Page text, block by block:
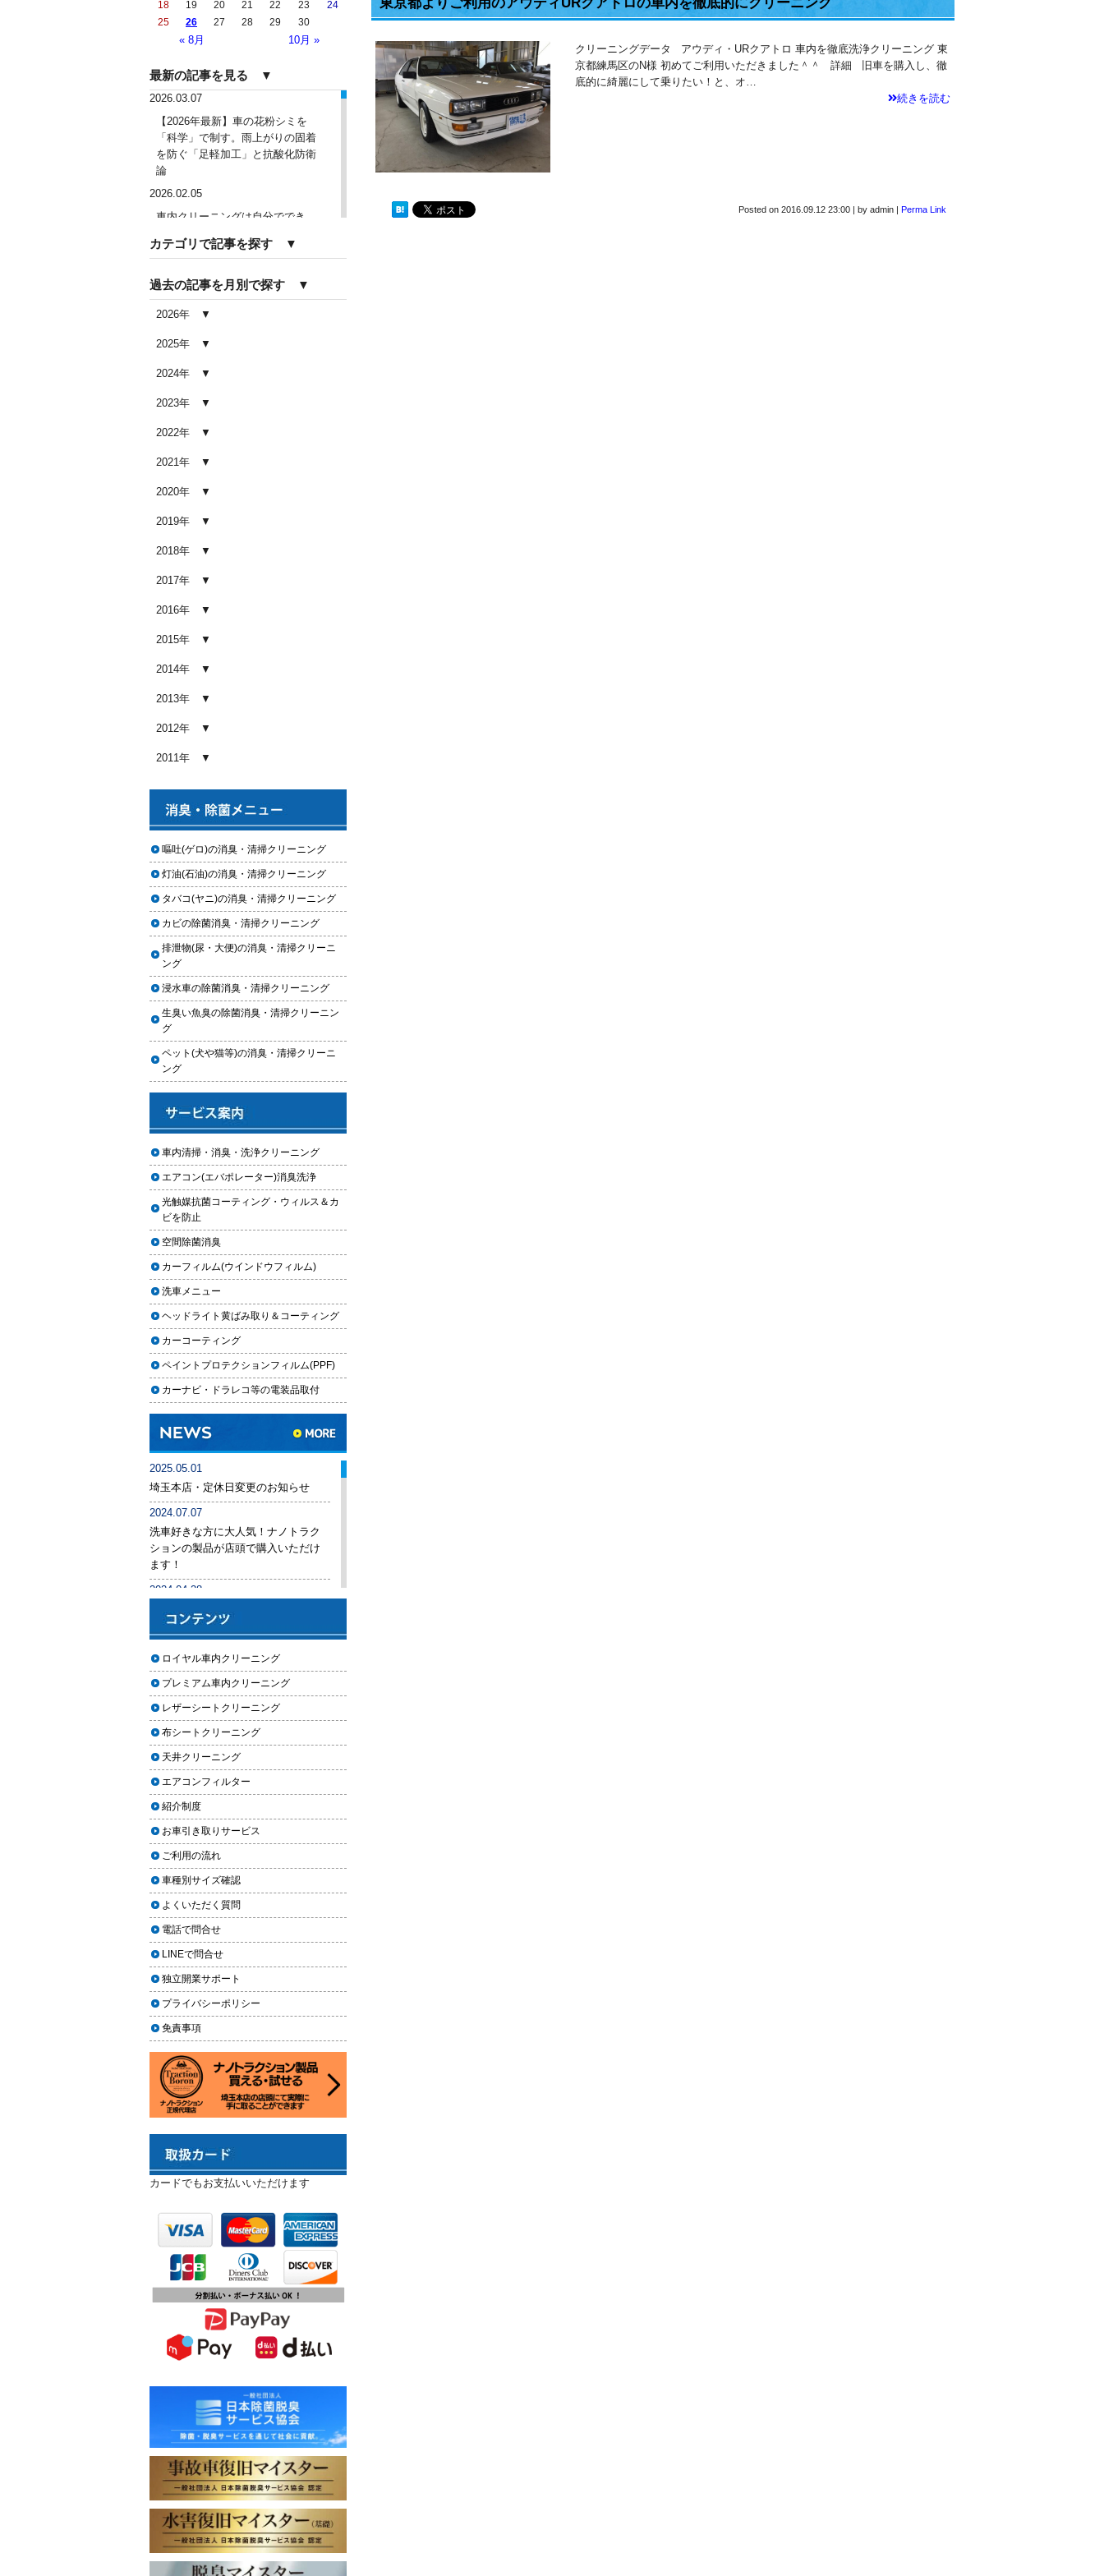
クリーニングデータ アウディ・URクアトロ 車内を徹底洗浄クリーニング 東
京都練馬区のN様 初めてご利用いただきました＾＾ 詳細 旧車を購入し、徹
底的に綺麗にして乗りたい！と、オ…
続きを読む
Posted on 2016.09.12 23:00| by admin| Perma Link
« 8月 10月 »
18 19 20 21 22 23
24
25
26 27 28 29 30
最新の記事を見る ▼
2026.03.07
【2026年最新】車の花粉シミを
「科学」で制す。雨上がりの固着
を防ぐ「足軽加工」と抗酸化防衛
論
2026.02.05
車内クリーニングは自分ででき
界を徹底解説
車内クリーニングで失敗する人の
共通点｜やってはいけない5つの判
2026.02.03
車内クリーニング業者の選び方｜
つのポイント
2026.02.02
果を感じない人が見落としている3
つの原因
自分でできる？プロに頼むべき境
2026.01.05
【2026年版】車内の臭いが取れな
ビ別の正しい対処法
2026.01.04
どこまでやるべき？目的別おすす
め内容と費用目安
別に徹底比較
2026.01.02
ヘッドライト黄ばみ取りの料金相
場｜イエローハット・オートバッ
クス・専門店を徹底比較【2026年
版】
2026.01.01
【2026年版】イエローハットのカ
ーフィルム料金はいくら？施工内
容・相場・安くするコツ
2025.12.05
車のヘッドライト交換のタイミン
グと費用
2025.12.04
車のサスペンション交換の必要性
車のフロントガラス交換の料金相
場と作業手順
車のドアロック修理の料金と作業
手順
【2026年最新】車の花粉シミを
「科学」で制す。雨上がりの固着
を防ぐ「足軽加工」と抗酸化防衛
論
車内クリーニングは自分ででき
る？DIY清掃と業者依頼の違い・限
界を徹底解説
車内クリーニングで失敗する人の
共通点｜やってはいけない5つの判
断ミス
後悔しないために必ず確認すべき5
つのポイント
果を感じない人が見落としている3
つの原因
【2026年版】車内クリーニングは
自分でできる？プロに頼むべき境
界線と失敗例
い原因とは？タバコ・ペット・カ
ビ別の正しい対処法
【2026年版】車内クリーニングは
どこまでやるべき？目的別おすす
め内容と費用目安
【2026年版】車内クリーニングの
料金相場はいくら？内容別・業者
別に徹底比較
ヘッドライト黄ばみ取りの料金相
場｜イエローハット・オートバッ
クス・専門店を徹底比較【2026年
版】
【2026年版】イエローハットのカ
ーフィルム料金はいくら？施工内
容・相場・安くするコツ
車のヘッドライト交換のタイミン
グと費用
車のサスペンション交換の必要性
と費用
車のフロントガラス交換の料金相
場と作業手順
車のドアロック修理の料金と作業
カテゴリで記事を探す ▼
過去の記事を月別で探す ▼
2026年
2025年
2024年
2023年
2022年
2021年
2020年
2019年
2018年
2017年
2016年
2015年
2014年
2013年
2012年
2011年
嘔吐(ゲロ)の消臭・清掃クリーニング
灯油(石油)の消臭・清掃クリーニング
タバコ(ヤニ)の消臭・清掃クリーニング
カビの除菌消臭・清掃クリーニング
排泄物(尿・大便)の消臭・清掃クリーニ
ング
浸水車の除菌消臭・清掃クリーニング
生臭い魚臭の除菌消臭・清掃クリーニン
グ
ペット(犬や猫等)の消臭・清掃クリーニ
ング
車内清掃・消臭・洗浄クリーニング
エアコン(エバポレーター)消臭洗浄
光触媒抗菌コーティング・ウィルス＆カ
ビを防止
空間除菌消臭
カーフィルム(ウインドウフィルム)
洗車メニュー
ヘッドライト黄ばみ取り＆コーティング
カーコーティング
ペイントプロテクションフィルム(PPF)
カーナビ・ドラレコ等の電装品取付
2025.05.01
埼玉本店・定休日変更のお知らせ
2024.07.07
洗車好きな方に大人気！ナノトラク
ションの製品が店頭で購入いただけ
ます！
2024.04.28
リース
2024年ゴールデンウィーク期間中の
営業予定（埼玉本店・東京足立店・
秋田能代店）
2024.03.23
埼玉のFMラジオ・NACK5で取り上げ
ていただきました
2024.03.22
埼玉本店が東京方面からこれまで以
上に利用しやすく
2024.02.29
2024年3月14日・臨時休業のお知らせ
2023.12.21
年末年始の予定（2023年-2024年）
2023.11.26
年末に「車も大掃除」をしようキャ
ンペーン
2023.11.22
「＃埼玉」という埼玉県のお店や企
業を紹介するサイトで紹介されまし
た
2023.10.30
コーティングが無料で利用できるチ
ャンス！X（旧Twitter）キャンペーン
2023.10.21
秋田県の「能代ポータル」にて得洗
隊を紹介いただきました
第15回ふじみ野市産業まつりに出店
します
2023.10.09
チバテレビ「チバテレ稼ぐ力養成講
座・講座会員インタビュー」で弊社
代表 大屋のインタビューが紹介され
2023.09.27
2023年10月1日オープン！
ロイヤル車内クリーニング
プレミアム車内クリーニング
レザーシートクリーニング
布シートクリーニング
天井クリーニング
エアコンフィルター
紹介制度
お車引き取りサービス
ご利用の流れ
車種別サイズ確認
よくいただく質問
電話で問合せ
LINEで問合せ
独立開業サポート
プライバシーポリシー
免責事項
カードでもお支払いいただけます